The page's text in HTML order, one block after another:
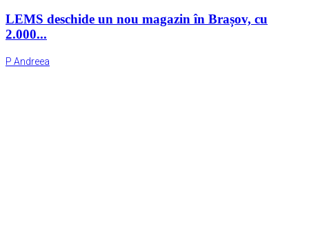
LEMS deschide un nou magazin în Brașov, cu
2.000...
P Andreea